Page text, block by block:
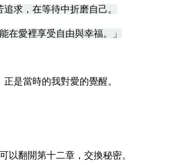
求，在等待中折磨自己。
在愛裡享受自由與幸福。」
是當時的我對愛的覺醒。
以翻開第十二章，交換秘密。